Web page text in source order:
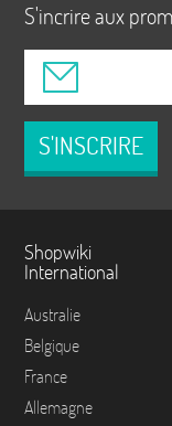
S'incrire aux
S'INSCRIRE
Shopwiki
International
Australie
Belgique
France
Allemagne